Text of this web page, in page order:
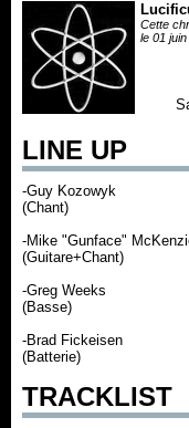
Cette
le 01 juin
LINE UP
-Guy Kozowyk
(Chant)
-Mike "Gunface"
(Guitare+Chant)
-Greg Weeks
(Basse)
-Brad Fickeisen
(Batterie)
TRACKLIST